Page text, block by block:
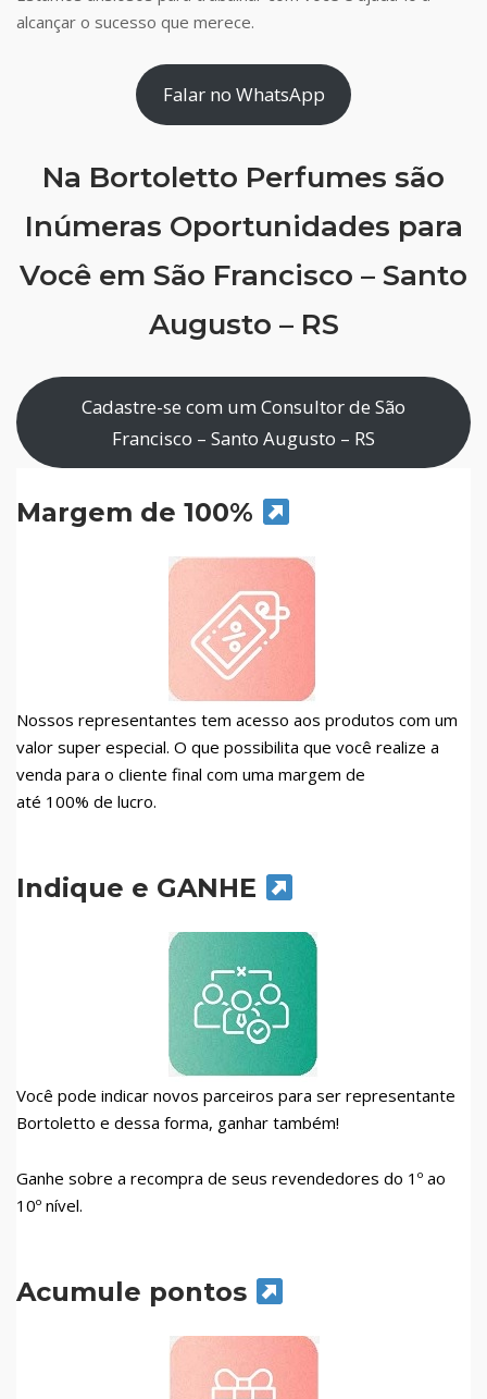
alcançar o sucesso que merece.
Falar no WhatsApp
Na Bortoletto Perfumes são
Inúmeras Oportunidades para
Você em São Francisco – Santo
Augusto – RS
Cadastre-se com um Consultor de São
Francisco – Santo Augusto – RS
Margem de 100%
Nossos representantes tem acesso aos produtos com um
valor super especial. O que possibilita que você realize a
venda para o cliente final com uma margem de
até 100% de lucro.
Indique e GANHE
Você pode indicar novos parceiros para ser representante
Bortoletto e dessa forma, ganhar também!
Ganhe sobre a recompra de seus revendedores do 1º ao
10º nível.
Acumule pontos